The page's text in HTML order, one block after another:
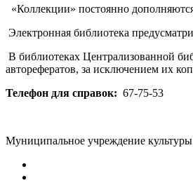
«Коллекции» постоянно
Электронная библиотека
В библиотеках Централизованной
авторефератов, за исключением их
Телефон для справок: 67-75-53
Муниципальное учреждение